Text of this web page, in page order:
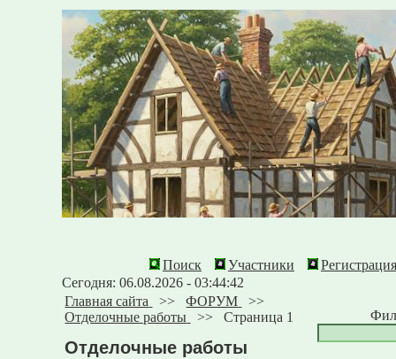
Поиск Участники
Регистрация
Сегодня: 06.08.2026 - 03:44:42
Главная сайта
>>ФОРУМ
>>
Отделочные работы
>>Страница 1
Отделочные работы